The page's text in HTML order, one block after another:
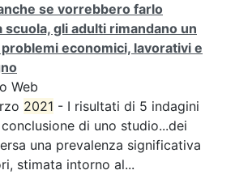
se vorrebbero farlo
scuola, gli adulti rimandano un
economici, lavorativi e
Web
2021 - I risultati di 5 indagini
conclusione di uno studio...dei
una prevalenza significativa
stimata intorno al...